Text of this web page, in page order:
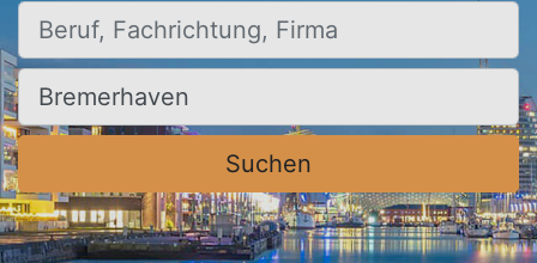
Beruf, Fachrichtung, Firma
Ort, Stadt
Suchen